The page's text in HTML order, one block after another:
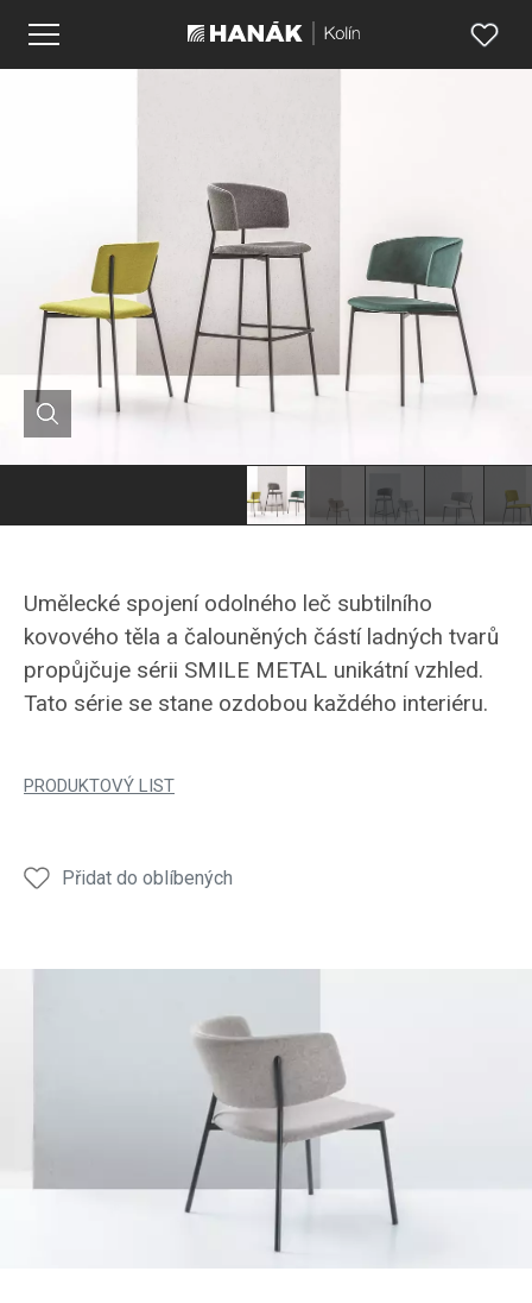
Umělecké spojení odolného leč subtilního
kovového těla a čalouněných částí ladných tvarů
propůjčuje sérii SMILE METAL unikátní vzhled.
Tato série se stane ozdobou každého interiéru.
PRODUKTOVÝ LIST
Přidat do oblíbených